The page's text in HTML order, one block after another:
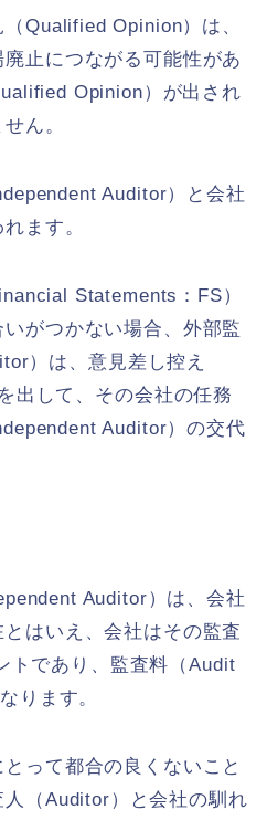
Qualified Opinion）は、
止につながる可能性があ
Opinion）が出され
ん。
Auditor）と会社
ます。
Statements：FS）
がつかない場合、外部監
）は、意見差し控え
出して、その会社の任務
Auditor）の交代
Auditor）は、会社
はいえ、会社はその監査
トであり、監査料（Audit
ります。
って都合の良くないこと
（Auditor）と会社の馴れ